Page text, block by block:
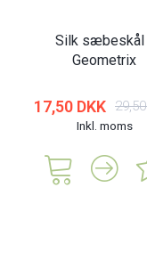
Silk sæbeskål
Geometrix
17,50 DKK
Inkl. moms